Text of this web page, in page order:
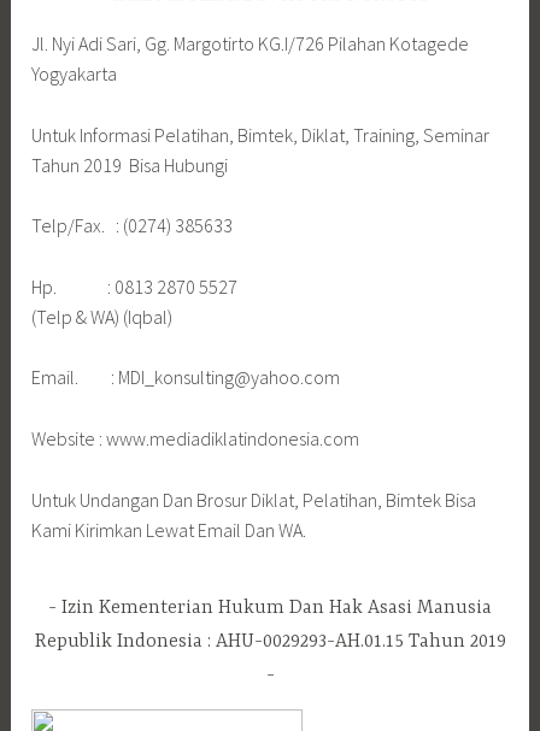
Jl. Nyi Adi Sari, Gg. Margotirto KG.I/726 Pilahan Kotagede
Yogyakarta
Untuk Informasi Pelatihan, Bimtek, Diklat, Training, Seminar
Tahun 2019 Bisa Hubungi
Telp/Fax. : (0274) 385633
Hp. : 0813 2870 5527
(Telp & WA) (Iqbal)
Email. : MDI_konsulting@yahoo.com
Website : www.mediadiklatindonesia.com
Untuk Undangan Dan Brosur Diklat, Pelatihan, Bimtek Bisa
Kami Kirimkan Lewat Email Dan WA.
Izin Kementerian Hukum Dan Hak Asasi Manusia
Republik Indonesia : AHU-0029293-AH.01.15 Tahun 2019